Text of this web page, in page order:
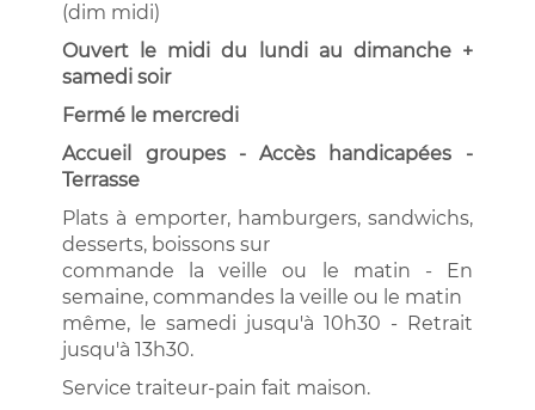
(dim midi)
Ouvert le midi du lundi au dimanche +
samedi soir
Fermé le mercredi
Accueil groupes - Accès handicapées -
Terrasse
Plats à emporter, hamburgers, sandwichs,
desserts, boissons sur
commande la veille ou le matin - En
semaine, commandes la veille ou le matin
même, le samedi jusqu'à 10h30 - Retrait
jusqu'à 13h30.
Service traiteur-pain fait maison.